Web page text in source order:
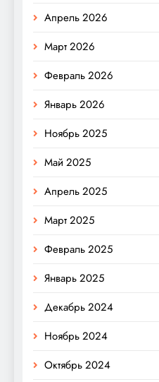
Апрель 2026
Март 2026
Февраль 2026
Январь 2026
Ноябрь 2025
Май 2025
Апрель 2025
Март 2025
Февраль 2025
Январь 2025
Декабрь 2024
Ноябрь 2024
Октябрь 2024